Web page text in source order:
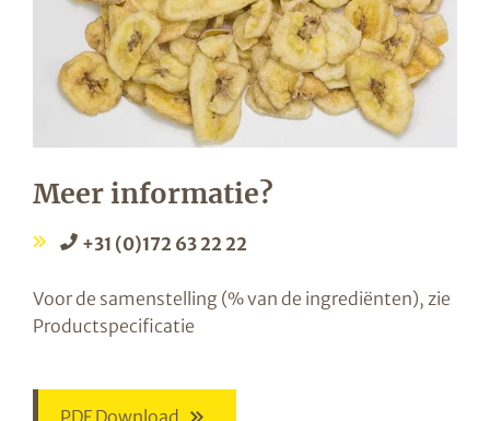
Meer informatie?
+31 (0)172 63 22 22
Voor de samenstelling (% van de ingrediënten), zie
Productspecificatie